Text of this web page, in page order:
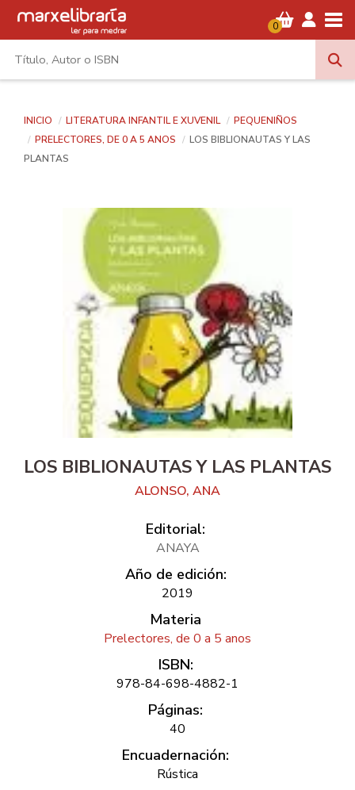
0
INICIO LITERATURA INFANTIL E XUVENIL
PEQUENIÑOS
PRELECTORES, DE 0 A 5 ANOS
LOS BIBLIONAUTAS Y LAS
PLANTAS
LOS BIBLIONAUTAS Y LAS PLANTAS
ALONSO, ANA
Editorial:
ANAYA
Año de edición:
2019
Materia
Prelectores, de 0 a 5 anos
ISBN:
978-84-698-4882-1
Páginas:
40
Encuadernación:
Rústica